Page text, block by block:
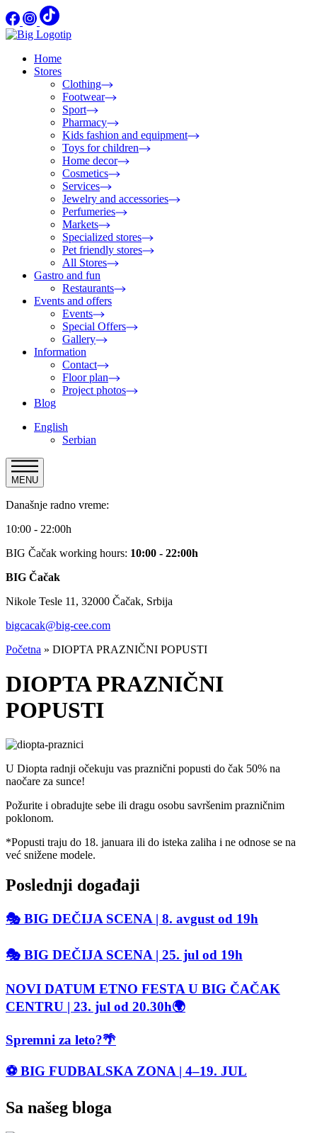
Home
Stores
Clothing
Footwear
Sport
Pharmacy
Kids fashion and equipment
Toys for children
Home decor
Cosmetics
Services
Jewelry and accessories
Perfumeries
Markets
Specialized stores
Pet friendly stores
All Stores
Gastro and fun
Restaurants
Events and offers
Events
Special Offers
Gallery
Information
Contact
Floor plan
Project photos
Blog
English
Serbian
MENU
Današnje radno vreme:
10:00 - 22:00h
BIG Čačak working hours: 10:00 - 22:00h
BIG Čačak
Nikole Tesle 11, 32000 Čačak, Srbija
bigcacak@big-cee.com
Početna » DIOPTA PRAZNIČNI POPUSTI
DIOPTA PRAZNIČNI
POPUSTI
U Diopta radnji očekuju vas praznični popusti do čak 50% na
naočare za sunce!
Požurite i obradujte sebe ili dragu osobu savršenim prazničnim
poklonom.
*Popusti traju do 18. januara ili do isteka zaliha i ne odnose se na
već snižene modele.
Poslednji događaji
🎭 BIG DEČIJA SCENA | 8. avgust od 19h
🎭 BIG DEČIJA SCENA | 25. jul od 19h
NOVI DATUM ETNO FESTA U BIG ČAČAK
CENTRU | 23. jul od 20.30h🌍
Spremni za leto?🌴
⚽ BIG FUDBALSKA ZONA | 4–19. JUL
Sa našeg bloga